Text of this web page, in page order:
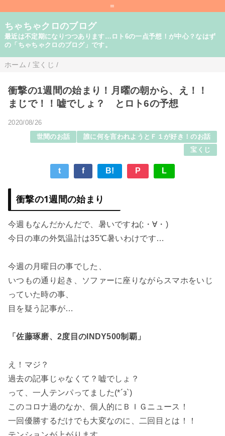
=
ちゃちゃクロのブログ
最近は不定期になりつつあります…ロト6の一点予想！が中心？なはず
の「ちゃちゃクロのブログ」です。
ホーム / 宝くじ /
衝撃の1週間の始まり！月曜の朝から、え！！
まじで！！嘘でしょ？ とロト6の予想
2020/08/26
世間のお話
誰に何を言われようとＦ１が好き！のお話
宝くじ
t f B! P L
衝撃の1週間の始まり
今週もなんだかんだで、暑いですね(;・∀・)
今日の車の外気温計は35℃暑いわけです…
今週の月曜日の事でした、
いつもの通り起き、ソファーに座りながらスマホをいじ
っていた時の事、
目を疑う記事が…
「佐藤琢磨、2度目のINDY500制覇」
え！マジ？
過去の記事じゃなくて？嘘でしょ？
って、一人テンパってました(*´з`)
このコロナ過のなか、個人的にＢＩＧニュース！
一回優勝するだけでも大変なのに、二回目とは！！